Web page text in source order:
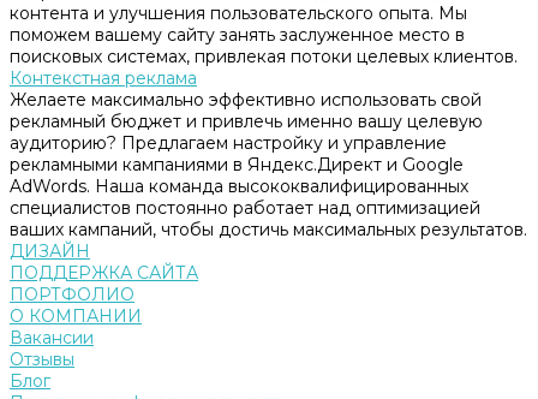
контента и улучшения пользовательского опыта. Мы
поможем вашему сайту занять заслуженное место в
поисковых системах, привлекая потоки целевых клиентов.
Контекстная реклама
Желаете максимально эффективно использовать свой
рекламный бюджет и привлечь именно вашу целевую
аудиторию? Предлагаем настройку и управление
рекламными кампаниями в Яндекс.Директ и Google
AdWords. Наша команда высококвалифицированных
специалистов постоянно работает над оптимизацией
ваших кампаний, чтобы достичь максимальных результатов.
ДИЗАЙН
ПОДДЕРЖКА САЙТА
ПОРТФОЛИО
О КОМПАНИИ
Вакансии
Отзывы
Блог